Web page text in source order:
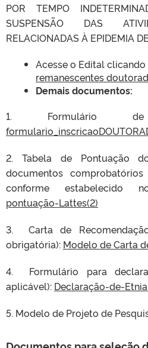
POR TEMPO
SUSPENSÃO DAS
RELACIONADAS À EPIDEMIA
Acesse o Edital clicando
remanescentes
Demais documentos:
1. Formulário
2. Tabela de Pontuação
documentos
conforme estabelecido
pontuação-Lattes(2)
3. Carta de
obrigatória): Modelo de Carta
4. Formulário para
aplicável): Declaração-de-
5. Modelo de Projeto de